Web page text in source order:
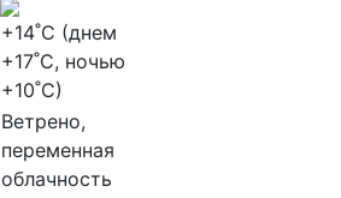
+14˚C (днем
+17˚C, ночью
+10˚C)
Ветрено,
переменная
облачность